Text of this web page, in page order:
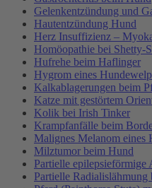
Gelenkentzündung und
Hautentzündung Hund
Herz Insuffizienz –
Homöopathie bei Shetty-
Hufrehe beim Haflinger
Hygrom eines
Kalkablagerungen beim
Katze mit gestörtem
Kolik bei Irish Tinker
Krampfanfälle beim
Malignes Melanom eines
Milztumor beim Hund
Partielle
Partielle Radialislähmung